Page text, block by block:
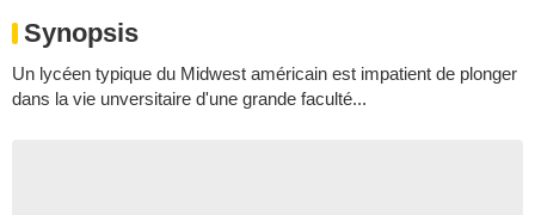
Synopsis
Un lycéen typique du Midwest américain est impatient de plonger
dans la vie unversitaire d'une grande faculté...